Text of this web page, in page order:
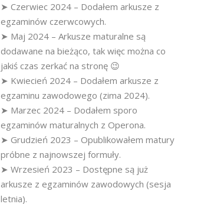
➤ Czerwiec 2024 – Dodałem arkusze z
egzaminów czerwcowych.
➤ Maj 2024 – Arkusze maturalne są
dodawane na bieżąco, tak więc można co
jakiś czas zerkać na stronę 😉
➤ Kwiecień 2024 – Dodałem arkusze z
egzaminu zawodowego (zima 2024).
➤ Marzec 2024 – Dodałem sporo
egzaminów maturalnych z Operona.
➤ Grudzień 2023 – Opublikowałem matury
próbne z najnowszej formuły.
➤ Wrzesień 2023 – Dostępne są już
arkusze z egzaminów zawodowych (sesja
letnia).